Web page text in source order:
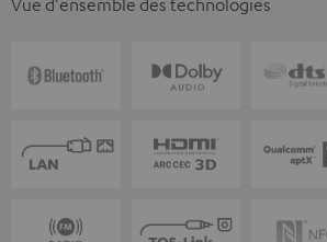
Vue d'ensemble des technologies